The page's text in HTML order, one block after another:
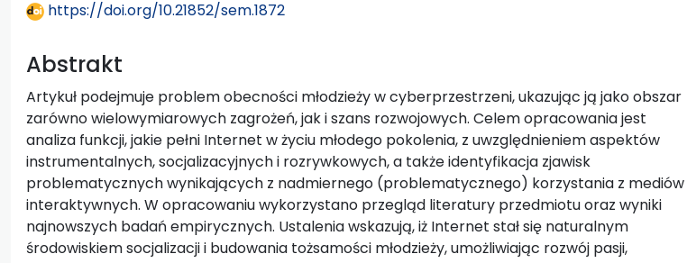
https://doi.org/10.21852/sem.1872
Abstrakt
Artykuł podejmuje problem obecności młodzieży w cyberprzestrzeni, ukazując ją jako obszar
zarówno wielowymiarowych zagrożeń, jak i szans rozwojowych. Celem opracowania jest
analiza funkcji, jakie pełni Internet w życiu młodego pokolenia, z uwzględnieniem aspektów
instrumentalnych, socjalizacyjnych i rozrywkowych, a także identyfikacja zjawisk
problematycznych wynikających z nadmiernego (problematycznego) korzystania z mediów
interaktywnych. W opracowaniu wykorzystano przegląd literatury przedmiotu oraz wyniki
najnowszych badań empirycznych. Ustalenia wskazują, iż Internet stał się naturalnym
środowiskiem socjalizacji i budowania tożsamości młodzieży, umożliwiając rozwój pasji,